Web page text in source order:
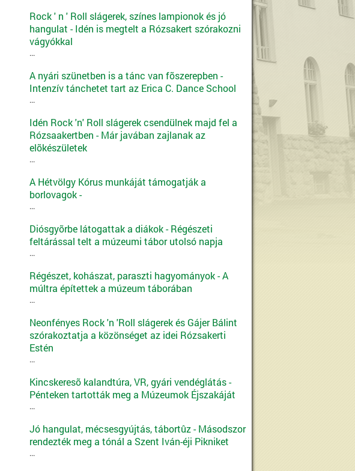
Rock ' n ' Roll slágerek, színes lampionok és jó
hangulat - Idén is megtelt a Rózsakert szórakozni
vágyókkal
...
A nyári szünetben is a tánc van fõszerepben -
Intenzív tánchetet tart az Erica C. Dance School
...
Idén Rock 'n' Roll slágerek csendülnek majd fel a
Rózsaakertben - Már javában zajlanak az
elõkészületek
...
A Hétvölgy Kórus munkáját támogatják a
borlovagok -
...
Diósgyõrbe látogattak a diákok - Régészeti
feltárással telt a múzeumi tábor utolsó napja
...
Régészet, kohászat, paraszti hagyományok - A
múltra építettek a múzeum táborában
...
Neonfényes Rock 'n 'Roll slágerek és Gájer Bálint
szórakoztatja a közönséget az idei Rózsakerti
Estén
...
Kincskeresõ kalandtúra, VR, gyári vendéglátás -
Pénteken tartották meg a Múzeumok Éjszakáját
...
Jó hangulat, mécsesgyújtás, tábortûz - Másodszor
rendezték meg a tónál a Szent Iván-éji Pikniket
...